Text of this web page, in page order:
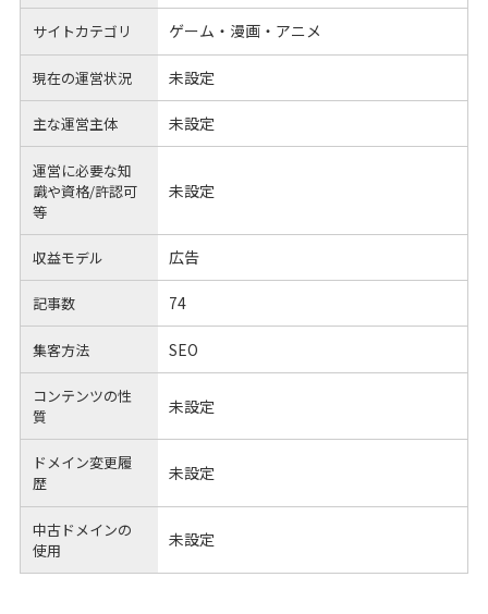
サイトカテゴリ ゲーム・漫画・アニメ
現在の運営状況 未設定
主な運営主体 未設定
運営に必要な知
識や資格/許認可
等
未設定
収益モデル 広告
記事数 74
集客方法 SEO
コンテンツの性
質
未設定
ドメイン変更履
歴
未設定
中古ドメインの
使用
未設定